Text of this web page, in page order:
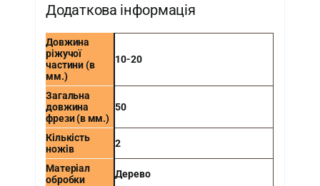
Додаткова інформація
Довжина
ріжучої
частини (в
мм.)
10-20
Загальна
довжина
фрези (в мм.)
50
Кількість
ножів
2
Матеріал
обробки
Дерево